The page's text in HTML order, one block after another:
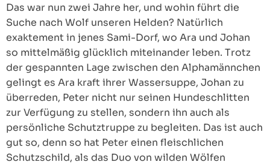
Das war nun zwei Jahre her, und wohin führt die
Suche nach Wolf unseren Helden? Natürlich
exaktement in jenes Sami-Dorf, wo Ara und Johan
so mittelmäßig glücklich miteinander leben. Trotz
der gespannten Lage zwischen den Alphamännchen
gelingt es Ara kraft ihrer Wassersuppe, Johan zu
überreden, Peter nicht nur seinen Hundeschlitten
zur Verfügung zu stellen, sondern ihn auch als
persönliche Schutztruppe zu begleiten. Das ist auch
gut so, denn so hat Peter einen fleischlichen
Schutzschild, als das Duo von wilden Wölfen